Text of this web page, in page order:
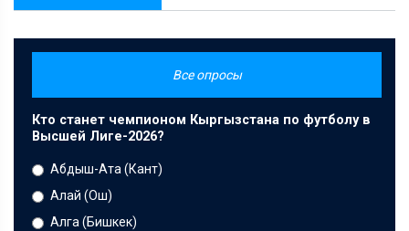
Все опросы
Кто станет чемпионом Кыргызстана по футболу в
Высшей Лиге-2026?
Абдыш-Ата (Кант)
Алай (Ош)
Алга (Бишкек)